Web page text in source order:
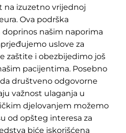
izuzetno vrijednoj
Ova podrška
doprinos našim naporima
uslove za
zaštite i obezbijedimo još
pacijentima. Posebno
društveno odgovorne
važnost ulaganja u
djelovanjem možemo
od opšteg interesa za
biće iskorišćena